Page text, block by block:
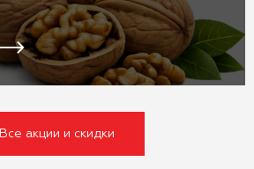
Все акции и скидки